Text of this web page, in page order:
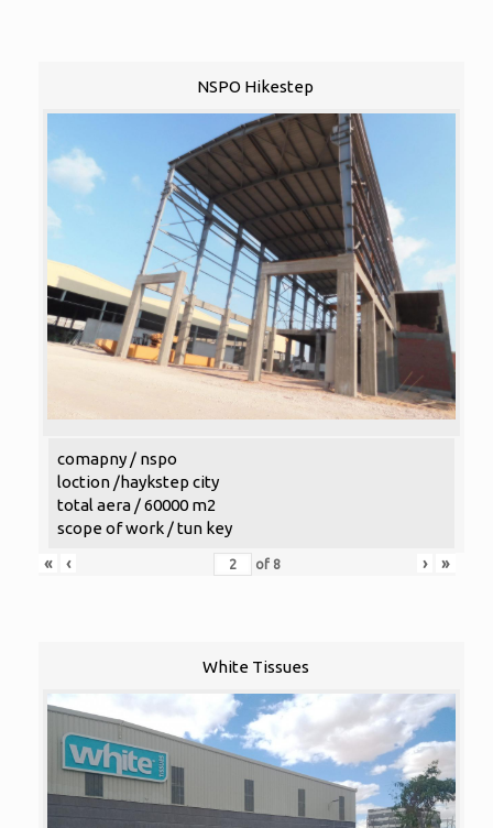
NSPO Hikestep
comapny / nspo
loction /haykstep city
total aera / 60000 m2
scope of work / tun key
«
‹ of 8 › »
White Tissues